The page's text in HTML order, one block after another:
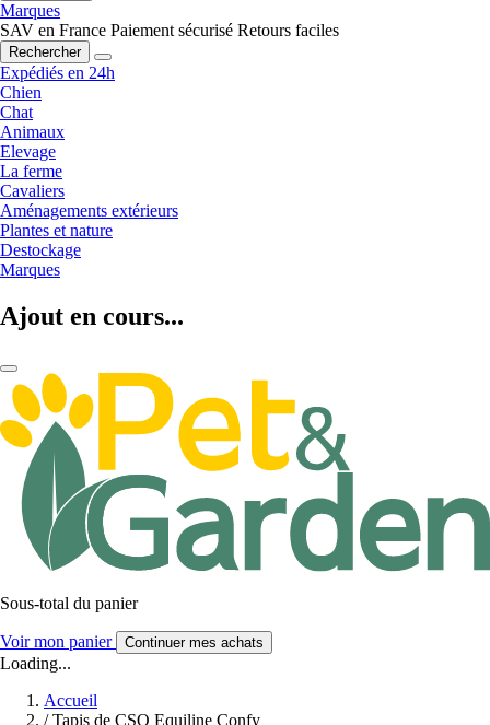
Marques
SAV en France Paiement sécurisé Retours faciles
Rechercher
Expédiés en 24h
Chien
Chat
Animaux
Elevage
La ferme
Cavaliers
Aménagements extérieurs
Plantes et nature
Destockage
Marques
Ajout en cours...
Sous-total du panier
Voir mon panier Continuer mes achats
Loading...
Accueil
/ Tapis de CSO Equiline Confy